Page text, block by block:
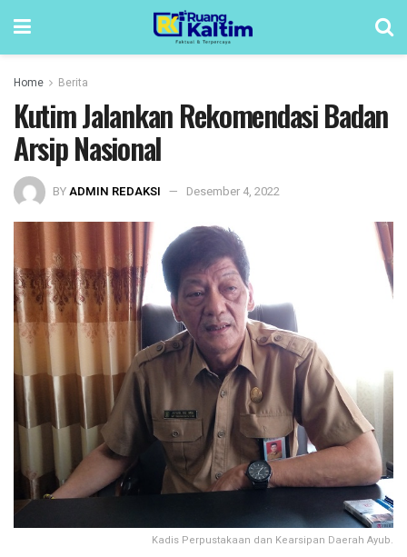
Home Berita
Kutim Jalankan Rekomendasi Badan
Arsip Nasional
BYADMIN REDAKSI Desember 4, 2022
Kadis Perpustakaan dan Kearsipan Daerah Ayub.